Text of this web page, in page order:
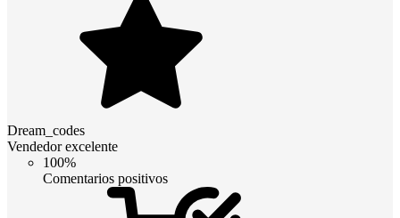
Dream_codes
Vendedor excelente
100%
Comentarios positivos